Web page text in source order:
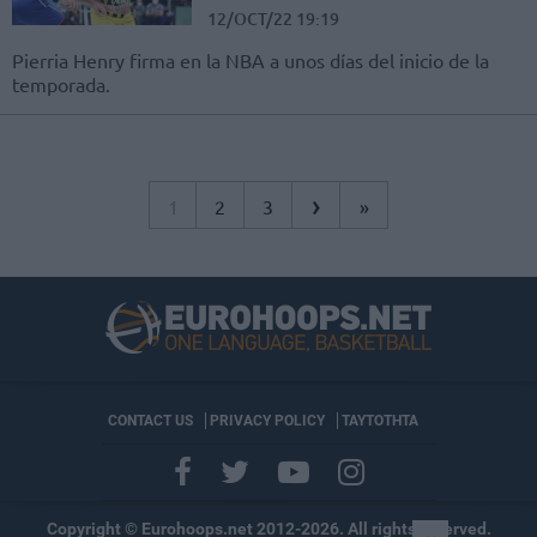
12/OCT/22 19:19
Pierria Henry firma en la NBA a unos días del inicio de la
temporada.
1 2 3 › »
CONTACT US PRIVACY POLICY ΤΑΥΤΟΤΗΤΑ
Copyright © Eurohoops.net 2012-2026. All rights reserved.